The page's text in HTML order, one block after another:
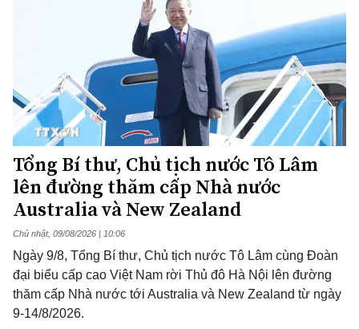
Tổng Bí thư, Chủ tịch nước Tô Lâm
lên đường thăm cấp Nhà nước
Australia và New Zealand
Chủ nhật, 09/08/2026 | 10:06
Ngày 9/8, Tổng Bí thư, Chủ tịch nước Tô Lâm cùng Đoàn
đại biểu cấp cao Việt Nam rời Thủ đô Hà Nội lên đường
thăm cấp Nhà nước tới Australia và New Zealand từ ngày
9-14/8/2026.